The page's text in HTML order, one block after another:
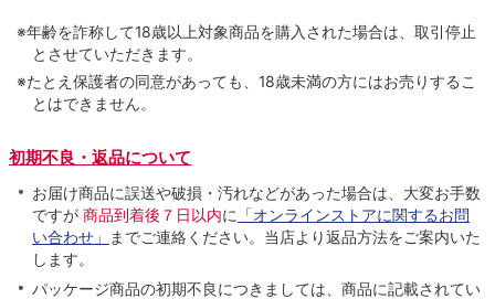
※年齢を詐称して18歳以上対象商品を購入された場合は、取引停止
とさせていただきます。
※たとえ保護者の同意があっても、18歳未満の方にはお売りするこ
とはできません。
初期不良・返品について
お届け商品に誤送や破損・汚れなどがあった場合は、大変お手数
ですが 商品到着後７日以内に 「オンラインストアに関するお問
い合わせ」
までご連絡ください。当店より返品方法をご案内いた
します。
パッケージ商品の初期不良につきましては、商品に記載されてい